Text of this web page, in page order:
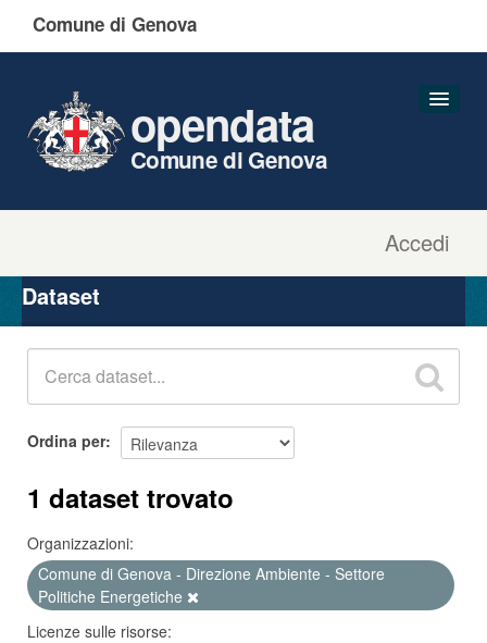
Comune di Genova
Accedi
opendata
Comune di Genova
Organizzazioni
Gruppi
Dataset
Ordina per
1 dataset trovato
Organizzazioni:
Comune di Genova - Direzione Ambiente - Settore
Politiche Energetiche
Licenze sulle risorse: